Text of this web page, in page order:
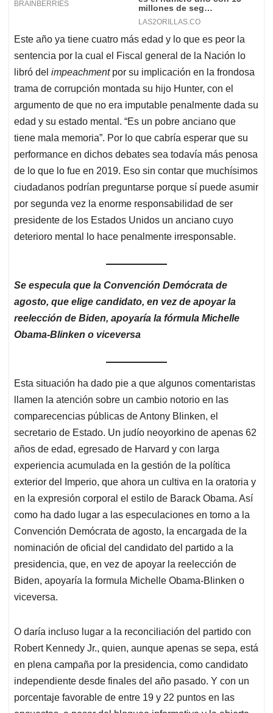
Este año ya tiene cuatro más edad y lo que es peor la
sentencia por la cual el Fiscal general de la Nación lo
libró del impeachmentpor su implicación en la frondosa
trama de corrupción montada su hijo Hunter, con el
argumento de que no era imputable penalmente dada su
edad y su estado mental. “Es un pobre anciano que
tiene mala memoria”. Por lo que cabría esperar que su
performance en dichos debates sea todavía más penosa
de lo que lo fue en 2019. Eso sin contar que muchísimos
ciudadanos podrían preguntarse porque sí puede asumir
por segunda vez la enorme responsabilidad de ser
presidente de los Estados Unidos un anciano cuyo
deterioro mental lo hace penalmente irresponsable.
Se especula que la Convención Demócrata de
agosto, que elige candidato, en vez de apoyar la
reelección de Biden, apoyaría la fórmula Michelle
Obama-Blinken o viceversa
Esta situación ha dado pie a que algunos comentaristas
llamen la atención sobre un cambio notorio en las
comparecencias públicas de Antony Blinken, el
secretario de Estado. Un judío neoyorkino de apenas 62
años de edad, egresado de Harvard y con larga
experiencia acumulada en la gestión de la política
exterior del Imperio, que ahora un cultiva en la oratoria y
en la expresión corporal el estilo de Barack Obama. Así
como ha dado lugar a las especulaciones en torno a la
Convención Demócrata de agosto, la encargada de la
nominación de oficial del candidato del partido a la
presidencia, que, en vez de apoyar la reelección de
Biden, apoyaría la formula Michelle Obama-Blinken o
viceversa.
O daría incluso lugar a la reconciliación del partido con
Robert Kennedy Jr., quien, aunque apenas se sepa, está
en plena campaña por la presidencia, como candidato
independiente desde finales del año pasado. Y con un
porcentaje favorable de entre 19 y 22 puntos en las